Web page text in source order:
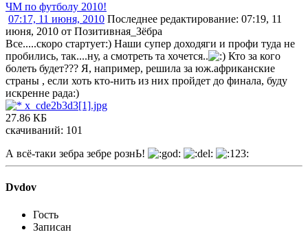
ЧМ по футболу 2010!
07:17, 11 июня, 2010 Последнее редактирование: 07:19, 11
июня, 2010 от Позитивная_Зёбра
Все.....скоро стартует:) Наши супер доходяги и профи туда не
пробились, так....ну, а смотреть та хочется..
Кто за кого
болеть будет??? Я, например, решила за юж.африканские
страны , если хоть кто-нить из них пройдет до финала, буду
искренне рада:)
x_cde2b3d3[1].jpg
27.86 КБ
скачиваний: 101
А всё-таки зебра зебре рознЬ!
Dvdov
Гость
Записан